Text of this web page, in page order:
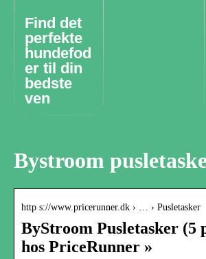
Find det
perfekte
hundefod
er til din
bedste
ven
Bystroom
http s://www.pricerunner.dk › … › Pusletasker
ByStroom Pusletasker (5
hos PriceRunner »